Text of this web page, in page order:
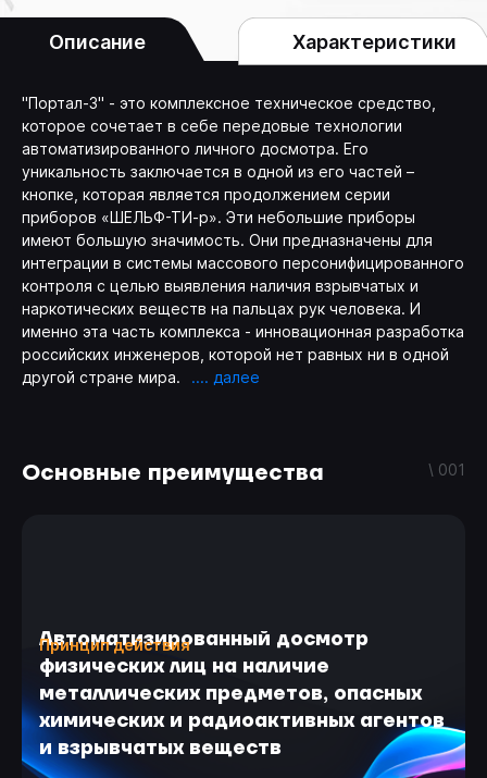
Описание Характеристики
"Портал-3" - это комплексное техническое средство,
которое сочетает в себе передовые технологии
автоматизированного личного досмотра. Его
уникальность заключается в одной из его частей –
кнопке, которая является продолжением серии
приборов «ШЕЛЬФ-ТИ-р». Эти небольшие приборы
имеют большую значимость. Они предназначены для
интеграции в системы массового персонифицированного
контроля с целью выявления наличия взрывчатых и
наркотических веществ на пальцах рук человека. И
именно эта часть комплекса - инновационная разработка
российских инженеров, которой нет равных ни в одной
другой стране мира.
Основные преимущества \ 001
Автоматизированный досмотр
физических лиц на наличие
металлических предметов, опасных
химических и радиоактивных агентов
и взрывчатых веществ
Принцип действия